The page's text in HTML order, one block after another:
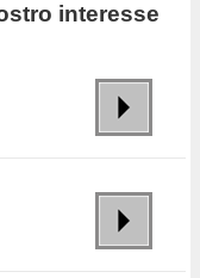
interesse